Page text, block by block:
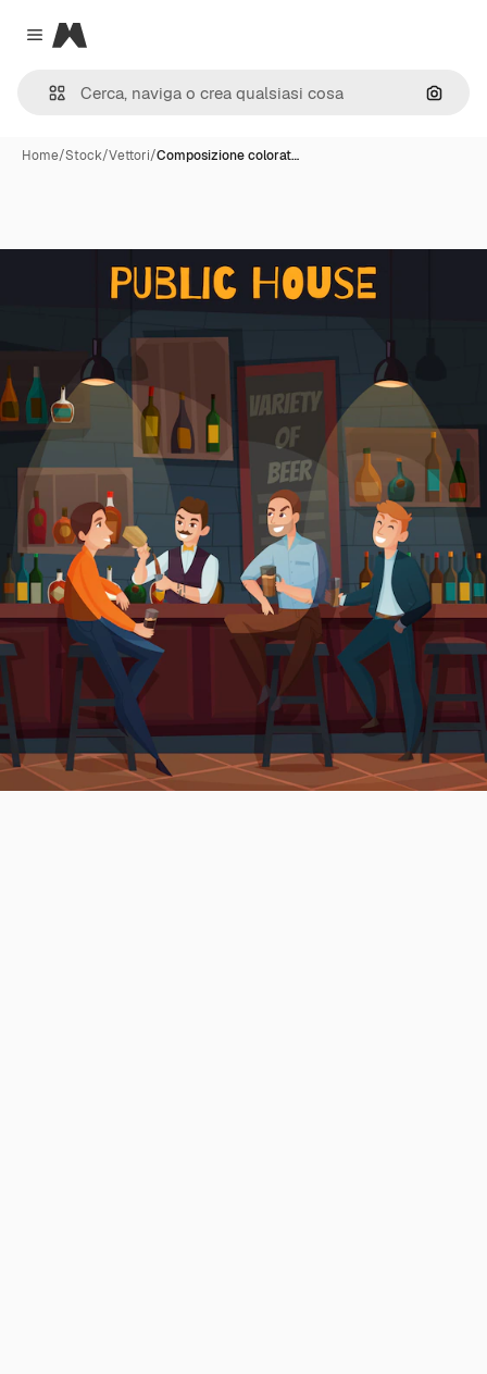
Close menu
Magnific
Cerca
Home/Stock/Vettori/Composizione colorat…